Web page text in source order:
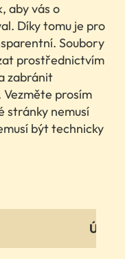
aby vás o
Díky tomu je pro
Soubory
prostřednictvím
zabránit
prosím
stránky nemusí
být technicky
Účel